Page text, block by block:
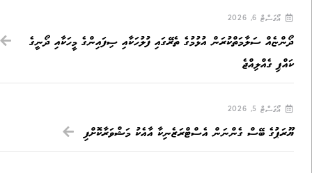
އޯގަސްޓް 6, 2026
ދޯންޏެއް ސަލާމަތްކުރަން އުޅުމުގެ ތެރޭގައި ފުލުހަކާއި ސިފައިންގެ މީހަކާއި ދޯނީގެ
ކައްޕި ގެއްލިއްޖެ
އޯގަސްޓް 5, 2026
ޔޫރަޕުގެ ބޭސް ގެންނަން އެސްޓްރަޒެނިކާ އާއެކު މަޝްވަރާކޮށްފި